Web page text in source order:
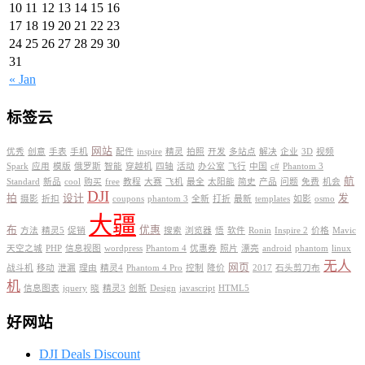
« Jan
10 11 12 13 14 15 16
17 18 19 20 21 22 23
24 25 26 27 28 29 30
31
标签云
优秀 创意 手表 手机 网站 配件 inspire 精灵 拍照 开发 多站点 解决 企业 3D 视频
Spark 应用 模版 俄罗斯 智能 穿越机 四轴 活动 办公室 飞行 中国 c# Phantom 3
Standard 新品 cool 购买 free 教程 大赛 飞机 最全 太阳能 简史 产品 问题 免费 机会 航
拍 摄影 折扣 设计 DJI coupons phantom 3 全新 打折 最新 templates 如影 osmo 发
布 方法 精灵5 促销 大疆 优惠 搜索 浏览器 悟 软件 Ronin Inspire 2 价格 Mavic
天空之城 PHP 信息视图 wordpress Phantom 4 优惠券 照片 漂亮 android phantom linux
战斗机 移动 泄漏 理由 精灵4 Phantom 4 Pro 控制 降价 网页 2017 石头剪刀布 无人
机 信息图表 jquery 晓 精灵3 创新 Design javascript HTML5
好网站
DJI Deals Discount